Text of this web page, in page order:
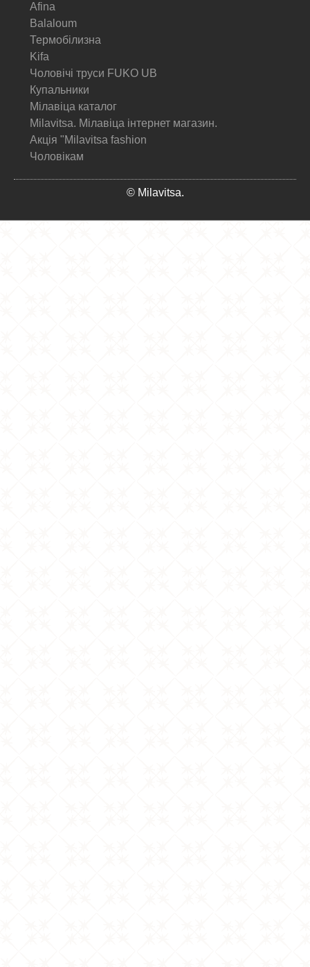
Afina
Balaloum
Термобілизна
Kifa
Чоловічі труси FUKO UB
Купальники
Мілавіца каталог
Milavitsa. Мілавіца інтернет магазин.
Акція "Milavitsa fashion
Чоловікам
© Milavitsa.